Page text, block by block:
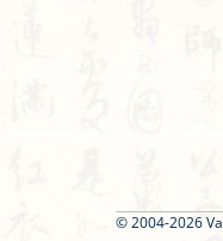
© 2004-2026